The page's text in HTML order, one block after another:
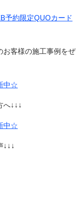
予約限定QUOカード
お客様の施工事例をぜ
中☆
へ↓↓↓
中☆
↓↓↓